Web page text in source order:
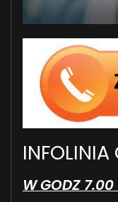
W GODZ